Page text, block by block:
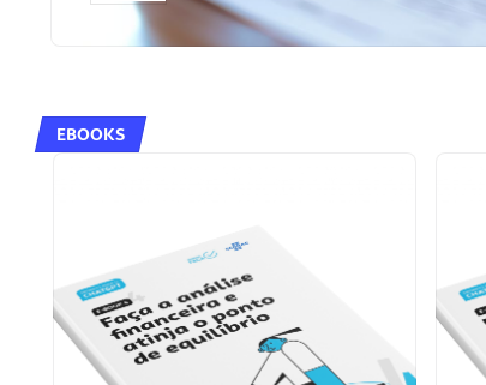
EBOOKS